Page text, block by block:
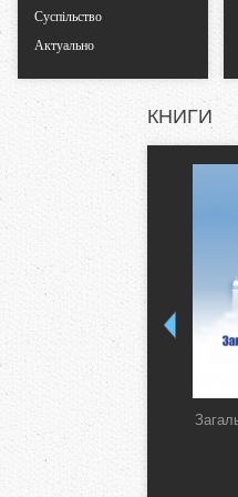
Суспільство
Актуально
КНИГИ